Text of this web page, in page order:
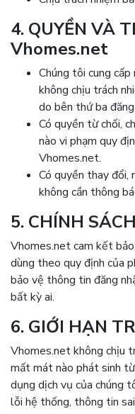
4. QUYỀN VÀ
Vhomes.net
Chúng tôi cung
không chịu trách
do bên thứ ba
Có quyền từ chối,
nào vi phạm quy
Vhomes.net.
Có quyền thay đổi,
không cần thông
5. CHÍNH
Vhomes.net cam kết
dùng theo quy định của
bảo vệ thông tin đăng
bất kỳ ai.
6. GIỚI HẠN
Vhomes.net không chịu
mất mát nào phát sinh
dụng dịch vụ của chúng
lỗi hệ thống, thông tin